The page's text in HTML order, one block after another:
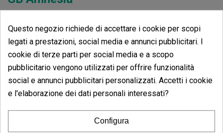
cliccando su "recensioni in altre lingue".
Vedere i commenti in altre lingue
Questo negozio richiede di accettare i cookie per scopi
legati a prestazioni, social media e annunci pubblicitari. I
cookie di terze parti per social media e a scopo
pubblicitario vengono utilizzati per offrire funzionalità
social e annunci pubblicitari personalizzati. Accetti i cookie
e l'elaborazione dei dati personali interessati?
Configura